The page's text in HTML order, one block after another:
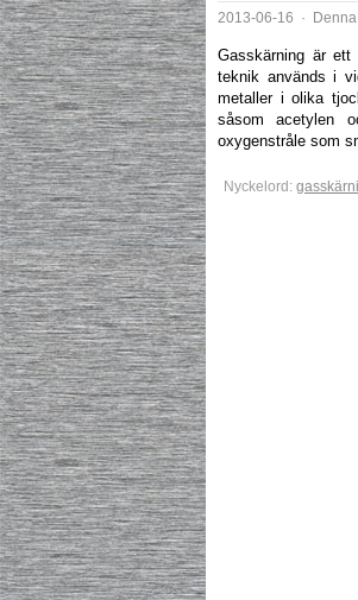
2013-06-16 ·
Gasskärning är
teknik används i
metaller i olika
såsom acetylen
oxygenstråle som
Nyckelord: